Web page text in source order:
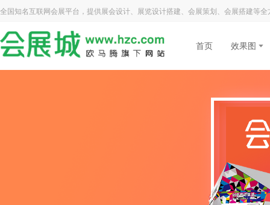
全国知名互联网会展平台，提供展会设计、展览设计搭建、会展策划、会展搭建等
首页 效果图